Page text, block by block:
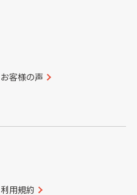
愛媛県
宮崎県
お客様の声
利用規約